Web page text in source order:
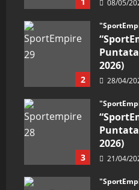
08/05/
2
2026)
28/04/
3
2026)
21/04/